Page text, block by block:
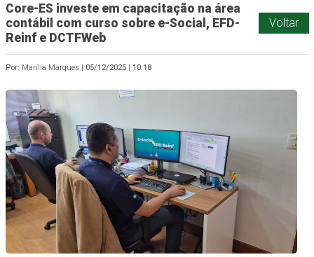
Core-ES investe em capacitação na área
contábil com curso sobre e-Social, EFD-
Reinf e DCTFWeb
Voltar
Por: Marília Marques | 05/12/2025| 10:18